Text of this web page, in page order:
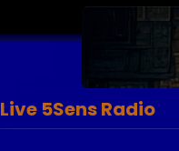
Live 5Sens Radio